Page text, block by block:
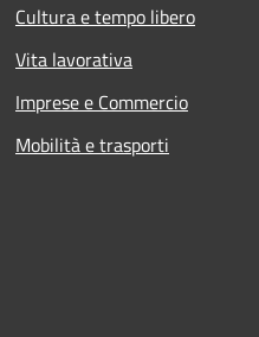
Cultura e tempo libero
Vita lavorativa
Imprese e Commercio
Mobilità e trasporti